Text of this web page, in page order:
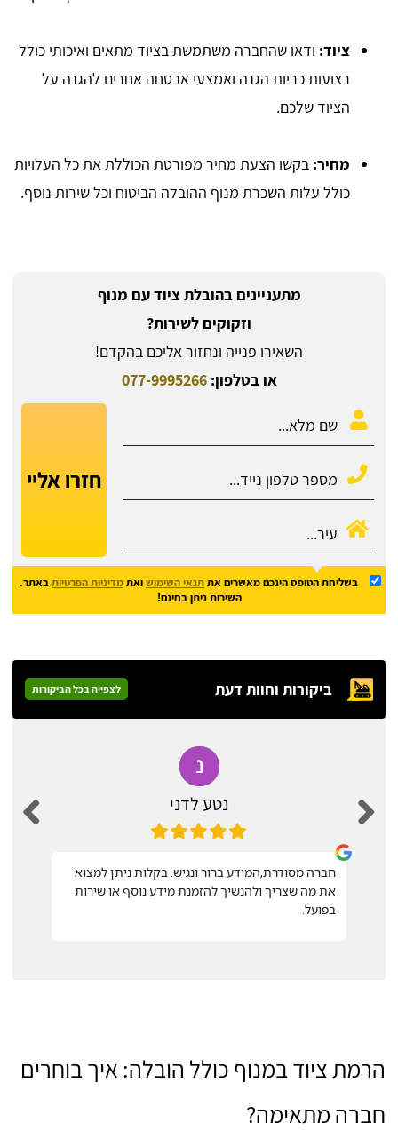
ציוד: ודאו שהחברה משתמשת בציוד מתאים ואיכותי כולל
רצועות כריות הגנה ואמצעי אבטחה אחרים להגנה על
הציוד שלכם.
מחיר: בקשו הצעת מחיר מפורטת הכוללת את כל העלויות
כולל עלות השכרת מנוף ההובלה הביטוח וכל שירות נוסף.
מתעניינים בהובלת ציוד עם מנוף
וזקוקים לשירות?
השאירו פנייה ונחזור אליכם בהקדם!
או בטלפון:077-9995266
חזרו אליי
בשליחת הטופס הינכם מאשרים אתתנאי השימושואתמדיניות הפרטיותבאתר.
השירות ניתן בחינם!
ביקורות וחוות דעת לצפייה בכל הביקורות
נטע לדני
חברה מסודרת,המידע ברור ונגיש. בקלות ניתן למצוא
את מה שצריך ולהנשיך להזמנת מידע נוסף או שירות
בפועל.
הרמת ציוד במנוף כולל הובלה: איך בוחרים
חברה מתאימה?